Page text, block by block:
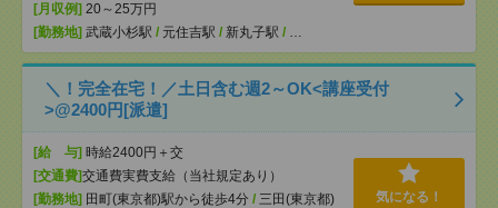
[月収例] 20～25万円
[勤務地] 武蔵小杉駅 / 元住吉駅 / 新丸子駅 / …
＼！完全在宅！／土日含む週2～OK<講座受付
>@2400円[派遣]
[給 与] 時給2400円＋交
[交通費]交通費実費支給（当社規定あり）
[勤務地] 田町(東京都)駅から徒歩4分 / 三田(東京都)
気になる！